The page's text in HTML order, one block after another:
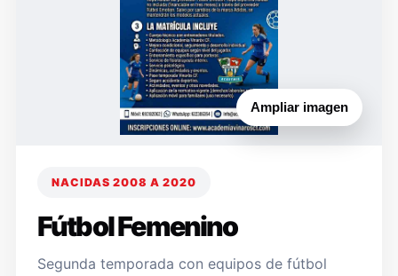
Ampliar imagen
NACIDAS 2008 A 2020
Fútbol Femenino
Segunda temporada con equipos de fútbol